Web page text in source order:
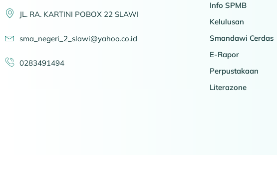
JL. RA. KARTINI POBOX 22 SLAWI
sma_negeri_2_slawi@yahoo.co.id
0283491494
Info SPMB
Kelulusan
Smandawi Cerdas
E-Rapor
Perpustakaan
Literazone